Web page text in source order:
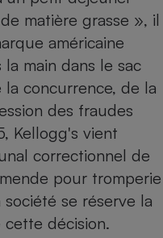
matière grasse », il
américaine
main dans le sac
concurrence, de la
des fraudes
Kellogg's vient
correctionnel de
pour tromperie
se réserve la
décision.
Complément
alimentaire
bouteille
Assurance emprunteur
Banque
Petit électroménager -
Téléviseur
Matelas
Mutuelle
Antimoustique